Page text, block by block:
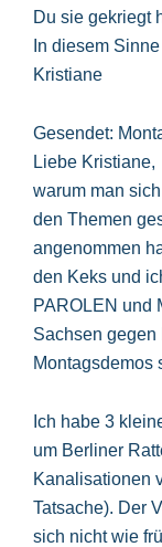
Du sie gekriegt
In diesem
Kristiane
Gesendet:
Liebe Kristiane,
warum man
den Themen
angenommen
den Keks und
PAROLEN und
Sachsen
Montagsdemos
Ich habe 3
um Berliner
Kanalisationen
Tatsache). Der
sich nicht wie